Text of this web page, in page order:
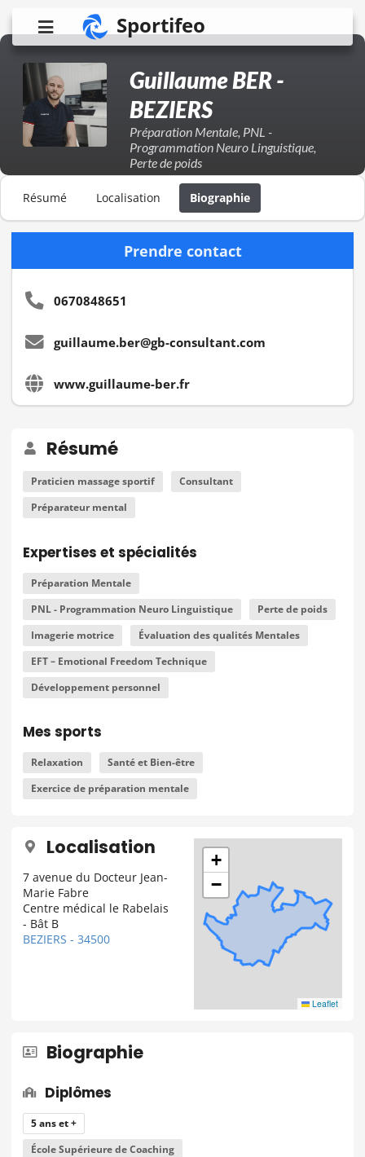
Sportifeo
Guillaume BER -
BEZIERS
Préparation Mentale, PNL -
Programmation Neuro Linguistique,
Perte de poids
Résumé Localisation Biographie
Résumé
Praticien massage sportif
Consultant
Préparateur mental
Expertises et spécialités
Préparation Mentale
PNL - Programmation Neuro Linguistique
Perte de poids
Imagerie motrice
Évaluation des qualités Mentales
EFT – Emotional Freedom Technique
Développement personnel
Mes sports
Relaxation
Santé et Bien-être
Exercice de préparation mentale
Localisation
7 avenue du Docteur Jean-
Marie Fabre
Centre médical le Rabelais
- Bât B
BEZIERS - 34500
+
−
Leaflet
Biographie
Diplômes
5 ans et +
École Supérieure de Coaching
Prendre contact
0670848651
guillaume.ber@gb-consultant.com
www.guillaume-ber.fr